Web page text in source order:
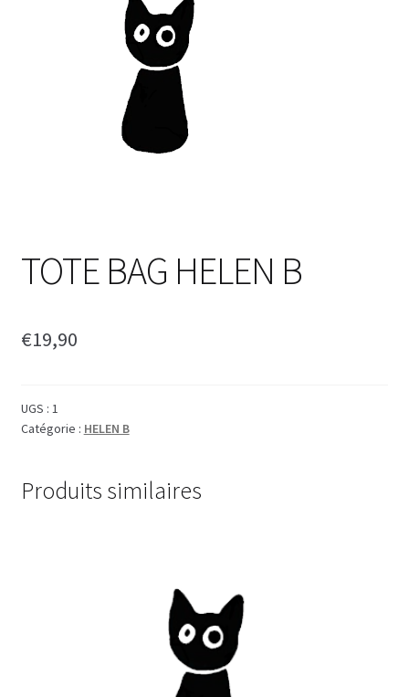
TOTE BAG HELEN B
€19,90
UGS : 1
Catégorie : HELEN B
Produits similaires